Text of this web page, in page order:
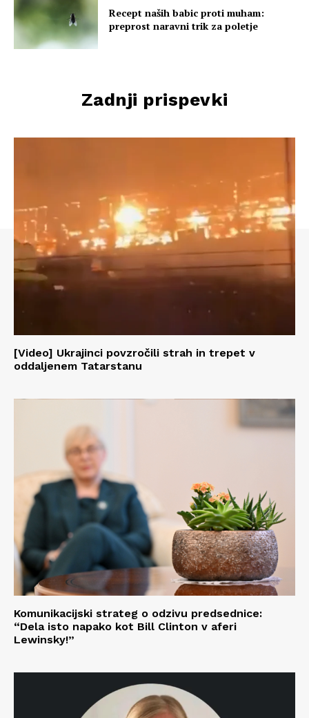
Recept naših babic proti muham:
preprost naravni trik za poletje
Zadnji prispevki
[Video] Ukrajinci povzročili strah in trepet v
oddaljenem Tatarstanu
Komunikacijski strateg o odzivu predsednice:
“Dela isto napako kot Bill Clinton v aferi
Lewinsky!”